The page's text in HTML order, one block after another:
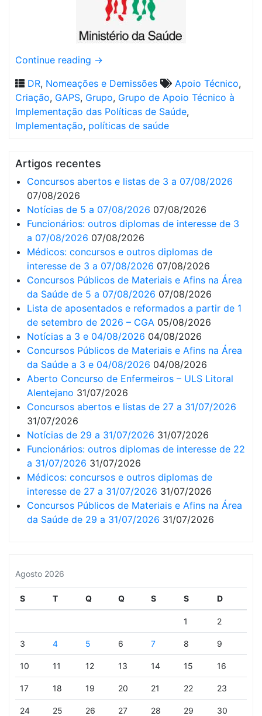
Continue reading →
DR, Nomeações e Demissões Apoio Técnico,
Criação, GAPS, Grupo, Grupo de Apoio Técnico à
Implementação das Políticas de Saúde,
Implementação, políticas de saúde
Artigos recentes
Concursos abertos e listas de 3 a 07/08/2026
07/08/2026
Notícias de 5 a 07/08/2026 07/08/2026
Funcionários: outros diplomas de interesse de 3
a 07/08/2026 07/08/2026
Médicos: concursos e outros diplomas de
interesse de 3 a 07/08/2026 07/08/2026
Concursos Públicos de Materiais e Afins na Área
da Saúde de 5 a 07/08/2026 07/08/2026
Lista de aposentados e reformados a partir de 1
de setembro de 2026 – CGA 05/08/2026
Notícias a 3 e 04/08/2026 04/08/2026
Concursos Públicos de Materiais e Afins na Área
da Saúde a 3 e 04/08/2026 04/08/2026
Aberto Concurso de Enfermeiros – ULS Litoral
Alentejano 31/07/2026
Concursos abertos e listas de 27 a 31/07/2026
31/07/2026
Notícias de 29 a 31/07/2026 31/07/2026
Funcionários: outros diplomas de interesse de 22
a 31/07/2026 31/07/2026
Médicos: concursos e outros diplomas de
interesse de 27 a 31/07/2026 31/07/2026
Concursos Públicos de Materiais e Afins na Área
da Saúde de 29 a 31/07/2026 31/07/2026
Agosto 2026
S T Q Q S S D
1 2
3 4 5 6 7 8 9
10 11 12 13 14 15 16
17 18 19 20 21 22 23
24 25 26 27 28 29 30